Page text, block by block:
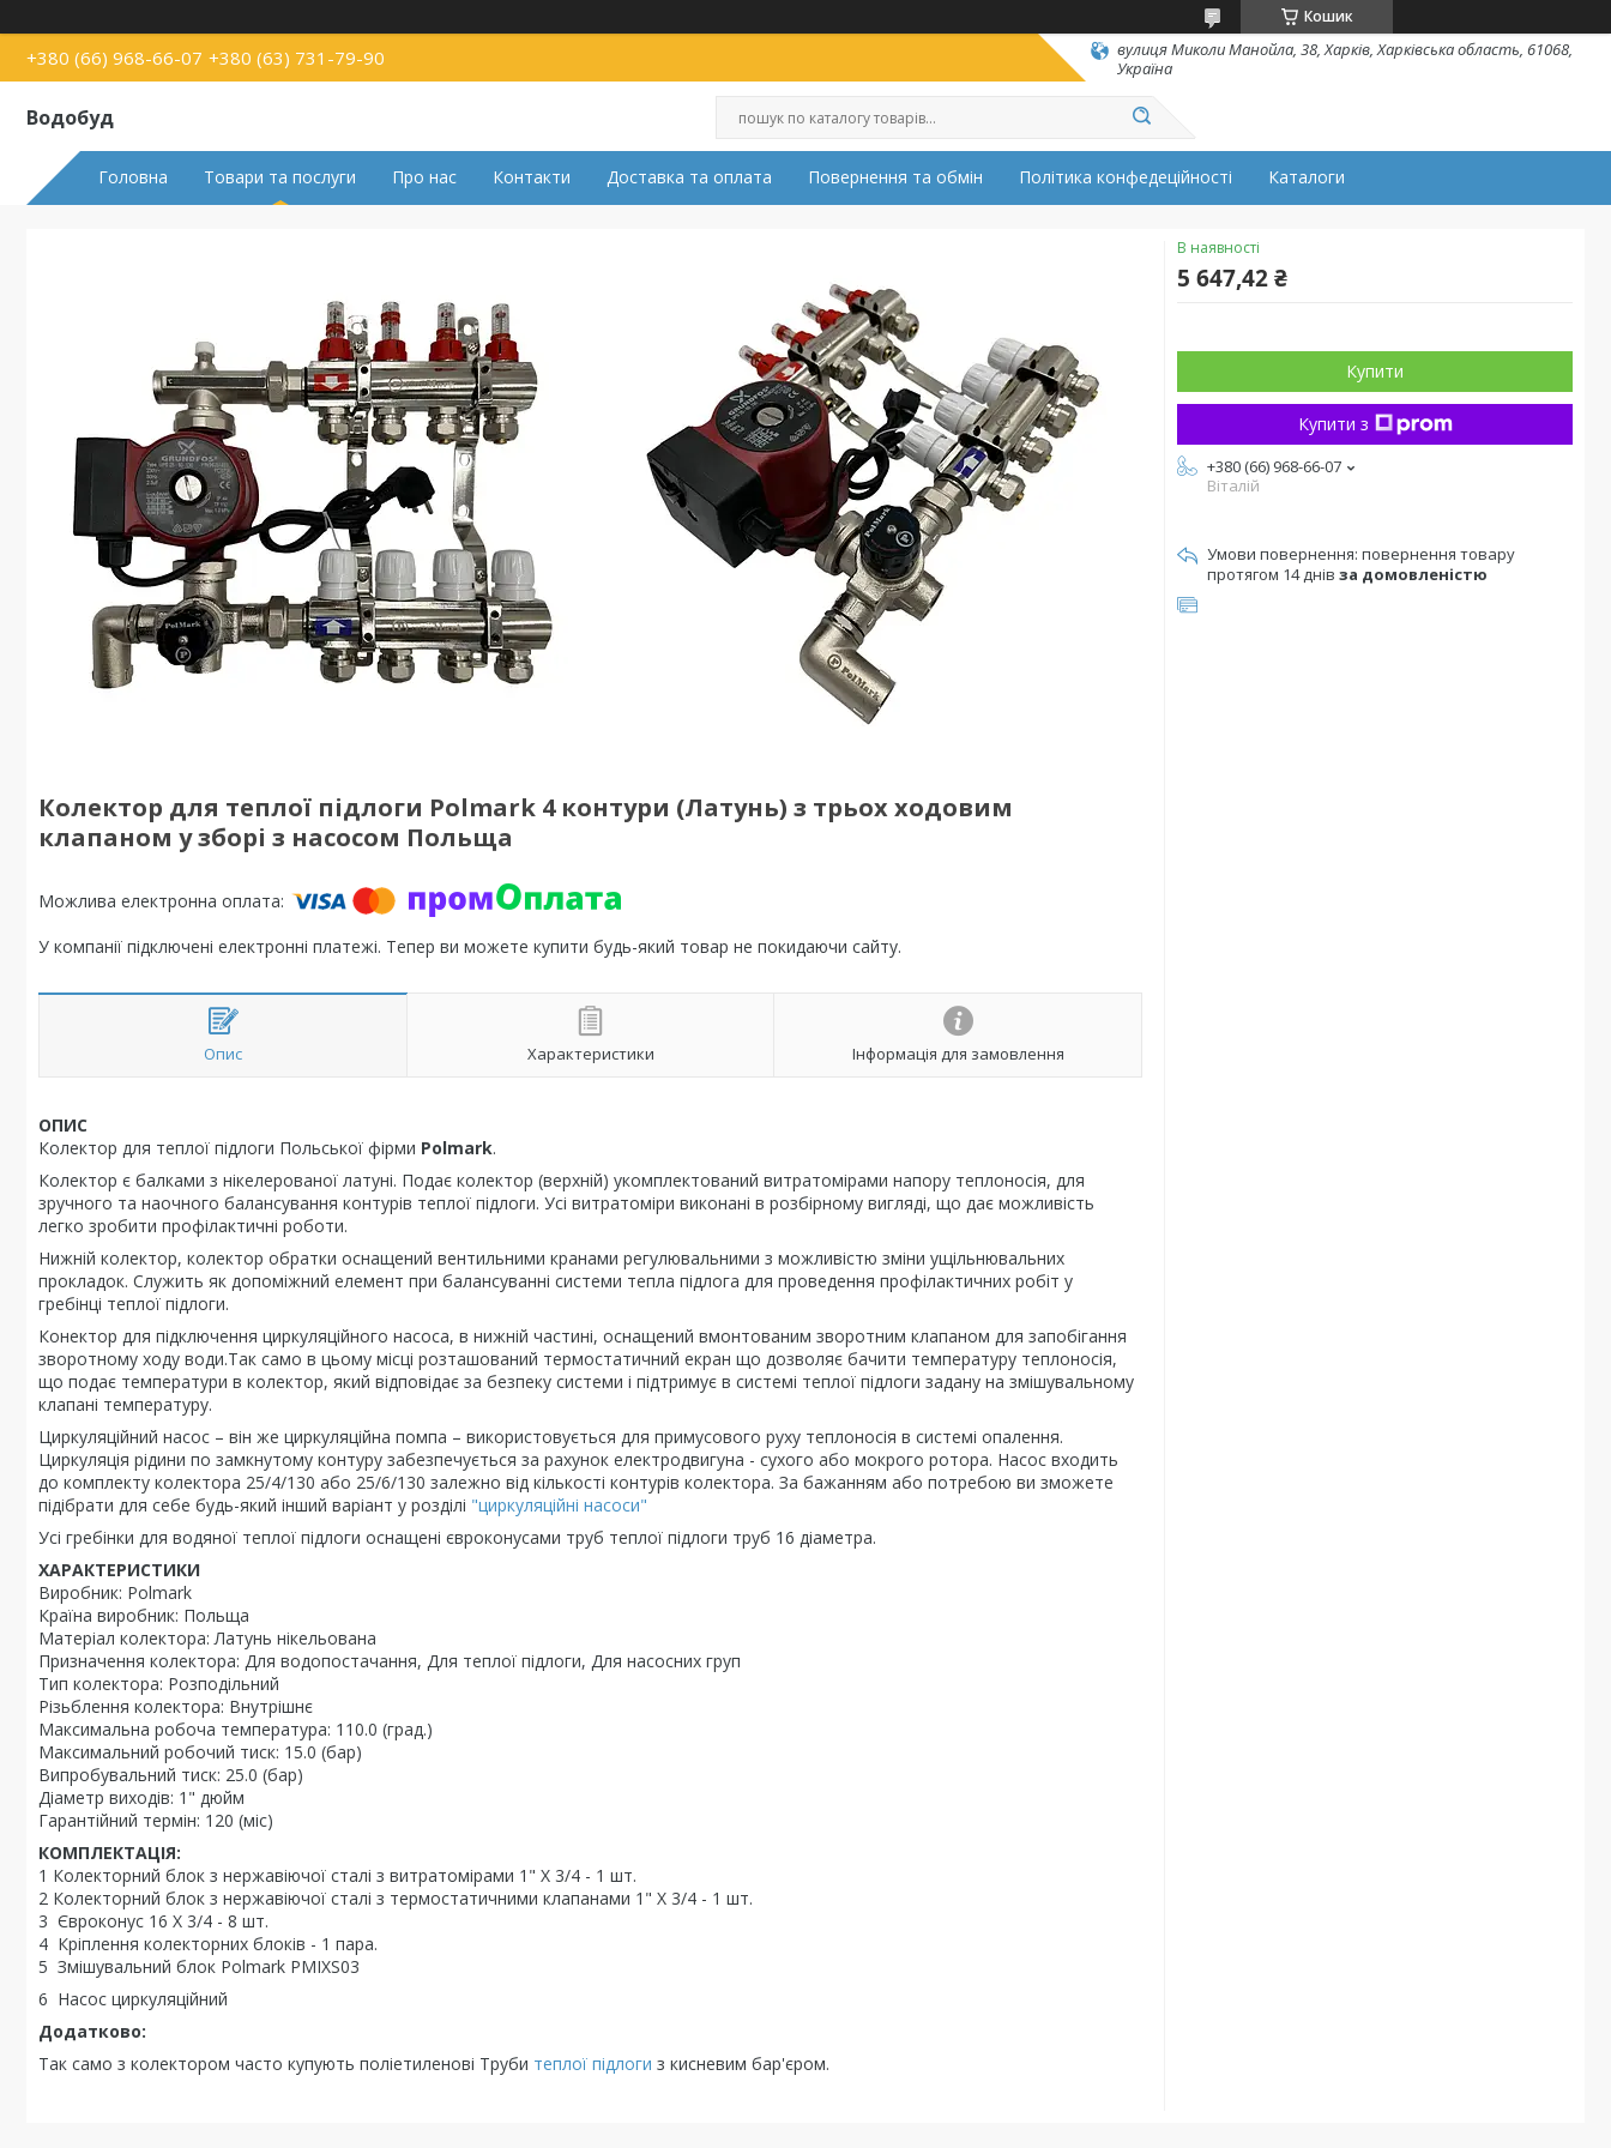
Кошик
+380 (66) 968-66-07 +380 (63) 731-79-90
вулиця Миколи Манойла, 38, Харків, Харківська область, 61068,
Україна
Водобуд
Головна Товари та послуги Про нас Контакти Доставка та оплата Повернення та обмін Політика конфедеційності Каталоги
Колектор для теплої підлоги Polmark 4 контури (Латунь) з трьох ходовим
клапаном у зборі з насосом Польща
У компанії підключені електронні платежі. Тепер ви можете купити будь-який товар не покидаючи сайту.
Опис Характеристики Інформація для замовлення
ОПИС
Колектор для теплої підлоги Польської фірми Polmark.
Колектор є балками з нікелерованої латуні. Подає колектор (верхній) укомплектований витратомірами напору теплоносія, для
зручного та наочного балансування контурів теплої підлоги. Усі витратоміри виконані в розбірному вигляді, що дає можливість
легко зробити профілактичні роботи.
Нижній колектор, колектор обратки оснащений вентильними кранами регулювальними з можливістю зміни ущільнювальних
прокладок. Служить як допоміжний елемент при балансуванні системи тепла підлога для проведення профілактичних робіт у
гребінці теплої підлоги.
Конектор для підключення циркуляційного насоса, в нижній частині, оснащений вмонтованим зворотним клапаном для запобігання
зворотному ходу води.Так само в цьому місці розташований термостатичний екран що дозволяє бачити температуру теплоносія,
що подає температури в колектор, який відповідає за безпеку системи і підтримує в системі теплої підлоги задану на змішувальному
клапані температуру.
Циркуляційний насос – він же циркуляційна помпа – використовується для примусового руху теплоносія в системі опалення.
Циркуляція рідини по замкнутому контуру забезпечується за рахунок електродвигуна - сухого або мокрого ротора. Насос входить
до комплекту колектора 25/4/130 або 25/6/130 залежно від кількості контурів колектора. За бажанням або потребою ви зможете
підібрати для себе будь-який інший варіант у розділі "циркуляційні насоси"
Усі гребінки для водяної теплої підлоги оснащені євроконусами труб теплої підлоги труб 16 діаметра.
ХАРАКТЕРИСТИКИ
Виробник: Polmark
Країна виробник: Польща
Матеріал колектора: Латунь нікельована
Призначення колектора: Для водопостачання, Для теплої підлоги, Для насосних груп
Тип колектора: Розподільний
Різьблення колектора: Внутрішнє
Максимальна робоча температура: 110.0 (град.)
Максимальний робочий тиск: 15.0 (бар)
Випробувальний тиск: 25.0 (бар)
Діаметр виходів: 1" дюйм
Гарантійний термін: 120 (міс)
КОМПЛЕКТАЦІЯ:
1 Колекторний блок з нержавіючої сталі з витратомірами 1" Х 3/4 - 1 шт.
2 Колекторний блок з нержавіючої сталі з термостатичними клапанами 1" Х 3/4 - 1 шт.
3 Євроконус 16 Х 3/4 - 8 шт.
4 Кріплення колекторних блоків - 1 пара.
5 Змішувальний блок Polmark PMIXS03
6 Насос циркуляційний
Додатково:
Так само з колектором часто купують поліетиленові Труби теплої підлоги з кисневим бар'єром.
В наявності
5 647,42 ₴
Купити
Купити з
+380 (66) 968-66-07
Віталій
повернення товару
протягом 14 днів за домовленістю